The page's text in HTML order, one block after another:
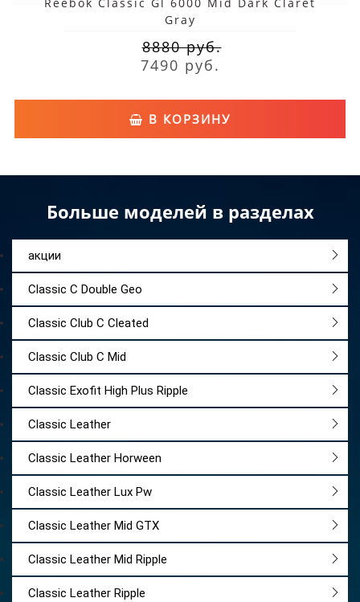
Reebok Classic Gl 6000 Mid Dark Claret
Gray
8880 руб.
7490 руб.
В КОРЗИНУ
Больше моделей в разделах
акции
Classic C Double Geo
Classic Club C Cleated
Classic Club C Mid
Classic Exofit High Plus Ripple
Classic Leather
Classic Leather Horween
Classic Leather Lux Pw
Classic Leather Mid GTX
Classic Leather Mid Ripple
Classic Leather Ripple